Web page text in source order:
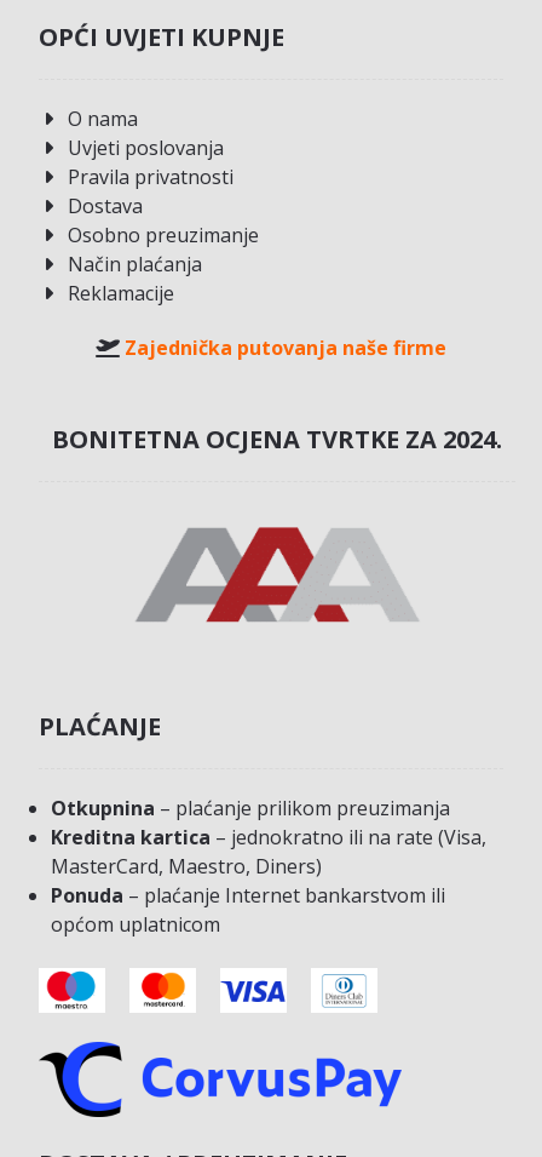
OPĆI UVJETI KUPNJE
O nama
Uvjeti poslovanja
Pravila privatnosti
Dostava
Osobno preuzimanje
Način plaćanja
Reklamacije
Zajednička putovanja naše firme
BONITETNA OCJENA TVRTKE ZA 2024.
PLAĆANJE
Otkupnina – plaćanje prilikom preuzimanja
Kreditna kartica – jednokratno ili na rate (Visa,
MasterCard, Maestro, Diners)
Ponuda – plaćanje Internet bankarstvom ili
općom uplatnicom